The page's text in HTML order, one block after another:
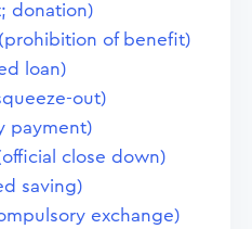
donation)
of benefit)
loan)
out)
payment)
close down)
saving)
exchange)